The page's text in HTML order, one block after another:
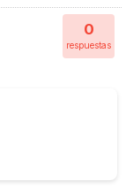
0
respuestas